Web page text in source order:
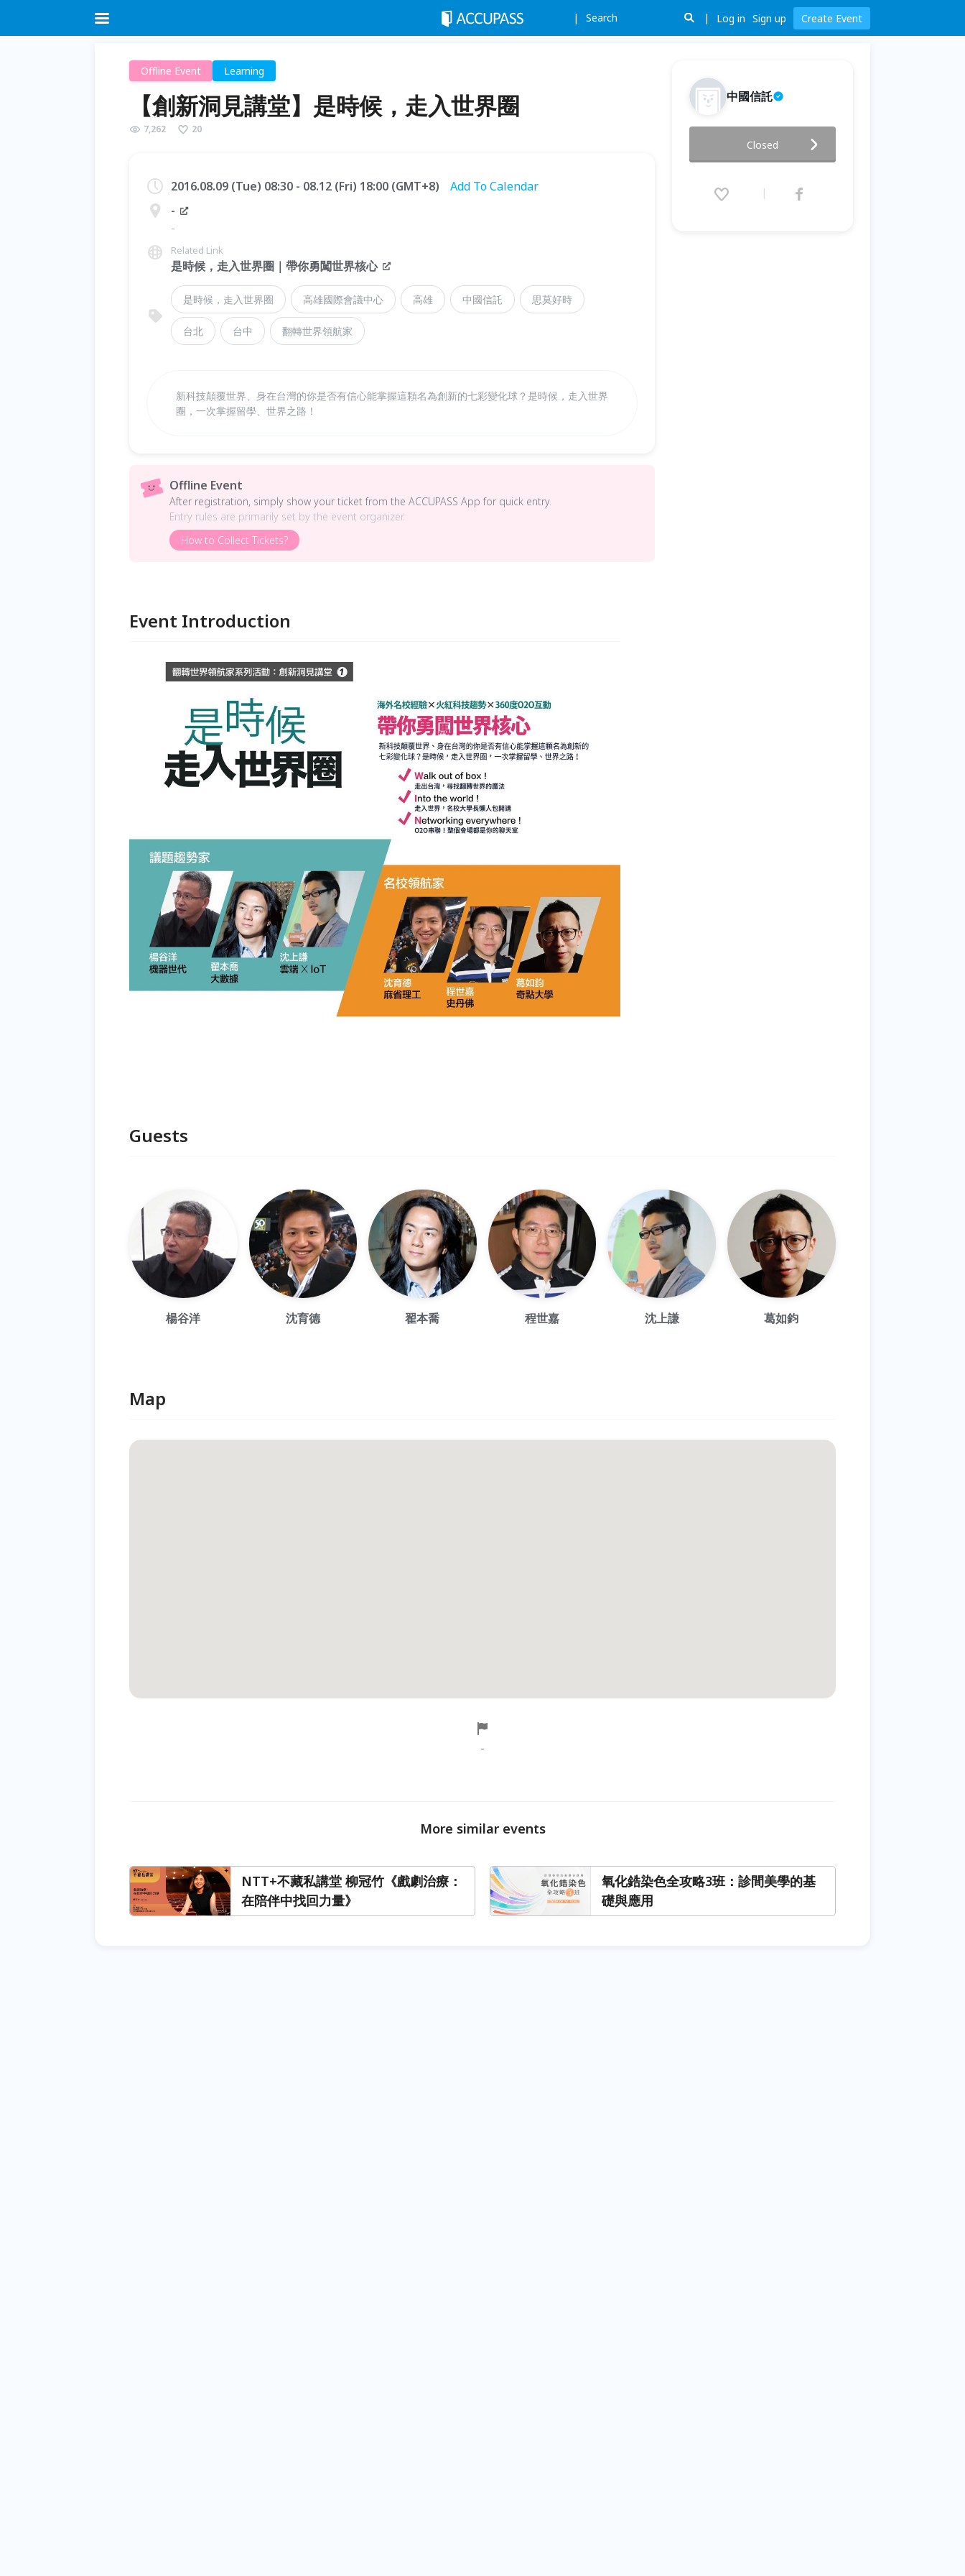
Search Log in Sign up Create Event
Offline Event Learning
【創新洞見講堂】是時候，走入世界圈
7,262 20
2016.08.09 (Tue) 08:30 - 08.12 (Fri) 18:00 (GMT+8)
Add To Calendar
-
-
Related Link
是時候，走入世界圈｜帶你勇闖世界核心
是時候，走入世界圈 高雄國際會議中心 高雄 中國信託 思莫好時
台北 台中 翻轉世界領航家
新科技顛覆世界、身在台灣的你是否有信心能掌握這顆名為創新的七彩變化球？是時候，走入世界
圈，一次掌握留學、世界之路！
Offline Event
After registration, simply show your ticket from the ACCUPASS App for quick entry.
Entry rules are primarily set by the event organizer.
How to Collect Tickets?
Event Introduction
中國信託
2016.08.09 (Tue) 08:30 - 08.12
Closed
Guests
楊谷洋 沈育德 翟本喬 程世嘉 沈上謙 葛如鈞
Map
-
More similar events
NTT+不藏私講堂 柳冠竹《戲劇治療：
在陪伴中找回力量》
氧化鋯染色全攻略3班：診間美學的基
礎與應用